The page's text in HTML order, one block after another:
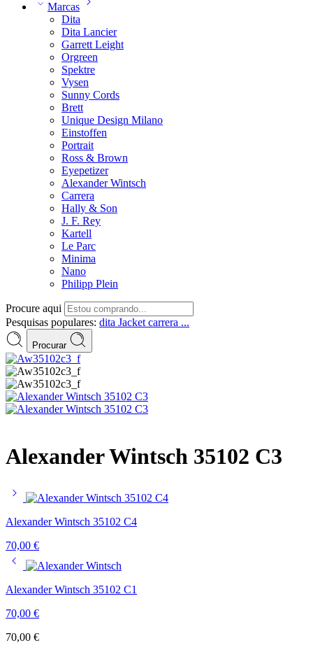
Marcas
Dita
Dita Lancier
Garrett Leight
Orgreen
Spektre
Vysen
Sunny Cords
Brett
Unique Design Milano
Einstoffen
Portrait
Ross & Brown
Eyepetizer
Alexander Wintsch
Carrera
Hally & Son
J. F. Rey
Kartell
Le Parc
Minima
Nano
Philipp Plein
Procure aqui
Pesquisas populares: dita Jacket carrera ...
Procurar
Alexander Wintsch 35102 C3
Alexander Wintsch 35102 C4
70,00 €
Alexander Wintsch 35102 C1
70,00 €
70,00 €